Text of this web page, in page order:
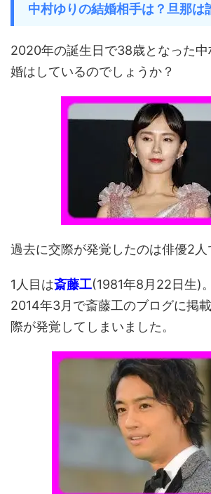
中村ゆりの結婚相手は？旦那は
2020年の誕生日で38歳となった
婚はしているのでしょうか？
過去に交際が発覚したのは俳優2人
1人目は斎藤工(1981年8月22日生)
2014年3月で斎藤工のブログに掲
際が発覚してしまいました。